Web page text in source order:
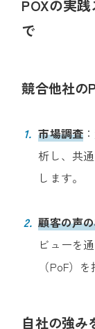
POXの実
で
競合他社の
市場調査 ：​
析し、共
します。
顧客の声
ビューを
（PoF）
自社の強み